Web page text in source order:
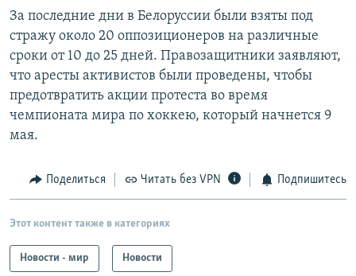
За последние дни в Белоруссии были взяты под
стражу около 20 оппозиционеров на различные
сроки от 10 до 25 дней. Правозащитники заявляют,
что аресты активистов были проведены, чтобы
предотвратить акции протеста во время
чемпионата мира по хоккею, который начнется 9
мая.
Поделиться Читать без VPN Подпишитесь
Этот контент также в категориях
Новости - мир Новости